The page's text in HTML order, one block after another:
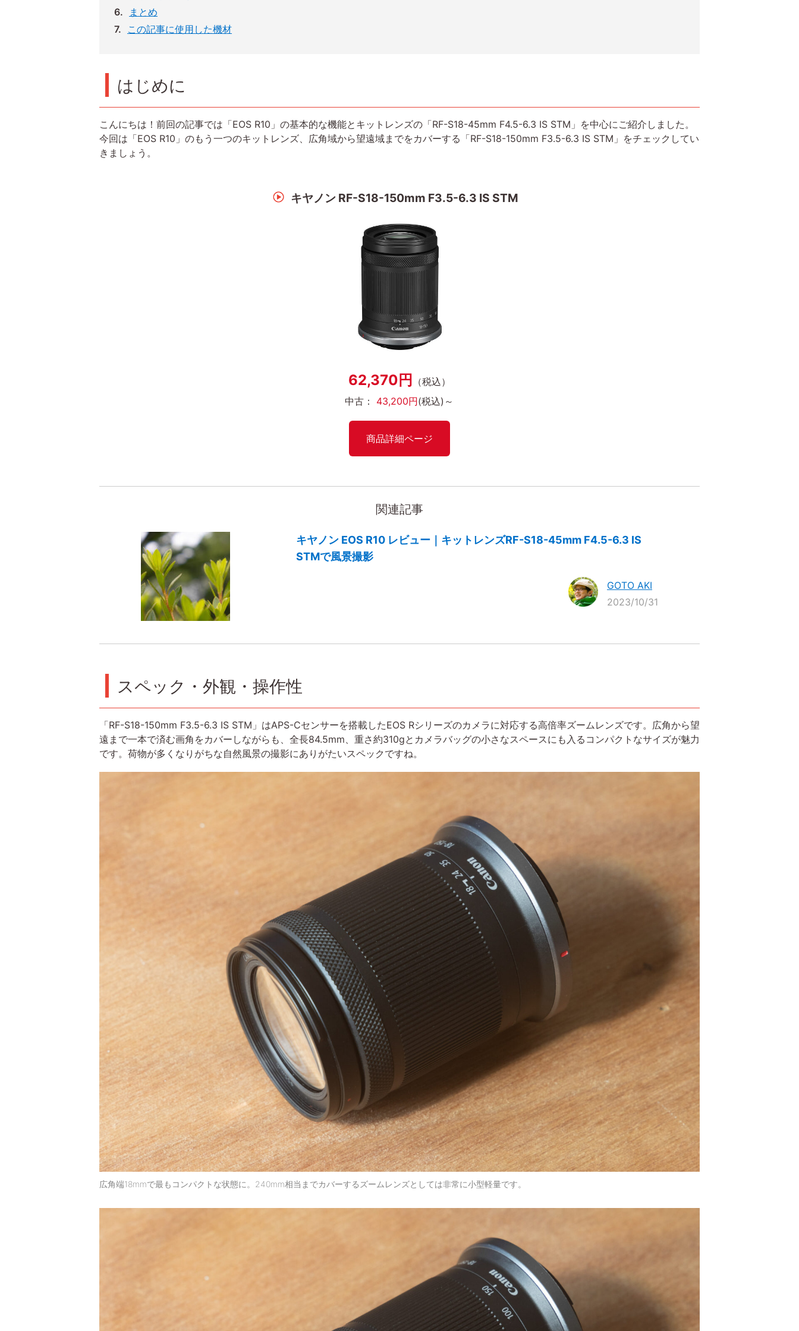
まとめ
この記事に使用した機材
はじめに
こんにちは！前回の記事では「EOS R10」の基本的な機能とキットレンズの「RF-S18-45mm F4.5-6.3 IS STM」を中心にご紹介しました。
今回は「EOS R10」のもう一つのキットレンズ、広角域から望遠域までをカバーする「RF-S18-150mm F3.5-6.3 IS STM」をチェックしてい
きましょう。
キヤノン RF-S18-150mm F3.5-6.3 IS STM
62,370円
（税込）
中古： 43,200円(税込)～
商品詳細ページ
関連記事
キヤノン EOS R10 レビュー｜キットレンズRF-S18-45mm F4.5-6.3 IS
STMで風景撮影
GOTO AKI
2023/10/31
スペック・外観・操作性
「RF-S18-150mm F3.5-6.3 IS STM」はAPS-Cセンサーを搭載したEOS Rシリーズのカメラに対応する高倍率ズームレンズです。広角から望
遠まで一本で済む画角をカバーしながらも、全長84.5mm、重さ約310gとカメラバッグの小さなスペースにも入るコンパクトなサイズが魅力
です。荷物が多くなりがちな自然風景の撮影にありがたいスペックですね。
広角端18mmで最もコンパクトな状態に。240mm相当までカバーするズームレンズとしては非常に小型軽量です。